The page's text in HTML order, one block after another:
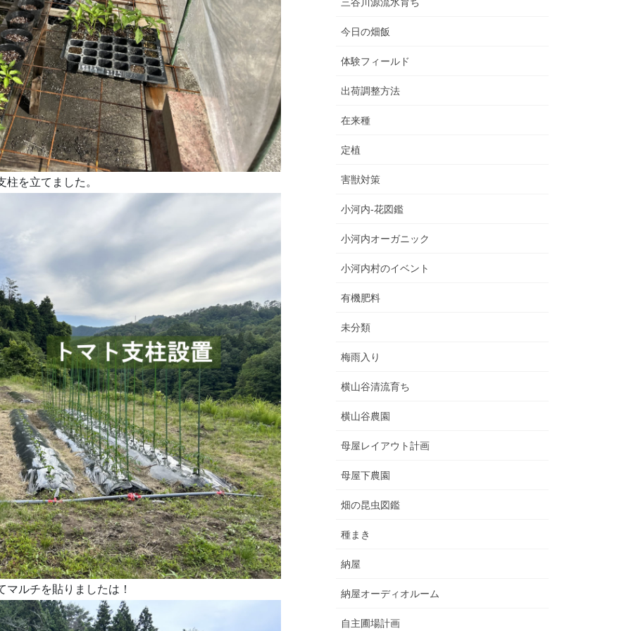
柱を立てました。
マルチを貼りましたは！
今日の畑飯
体験フィールド
出荷調整方法
在来種
定植
害獣対策
小河内‐花図鑑
小河内オーガニック
小河内村のイベント
有機肥料
未分類
梅雨入り
横山谷清流育ち
横山谷農園
母屋レイアウト計画
母屋下農園
畑の昆虫図鑑
種まき
納屋
納屋オーディオルーム
自主圃場計画